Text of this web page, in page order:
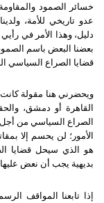
خسائر الصمود
عدو تاريخي للأمة،
دليل، وهذا الأمر في
بعضنا البعض باسم
قضايا الصراع السياسي
ويحضرني هنا مقولة
القاهرة أو دمشق،
الصراع السياسي من أجل
الأمور؛ لن يحسم إلا
هو الذي سيحل قضايا
بديهية يجب أن نعض عليها
إذا تابعنا المواقف